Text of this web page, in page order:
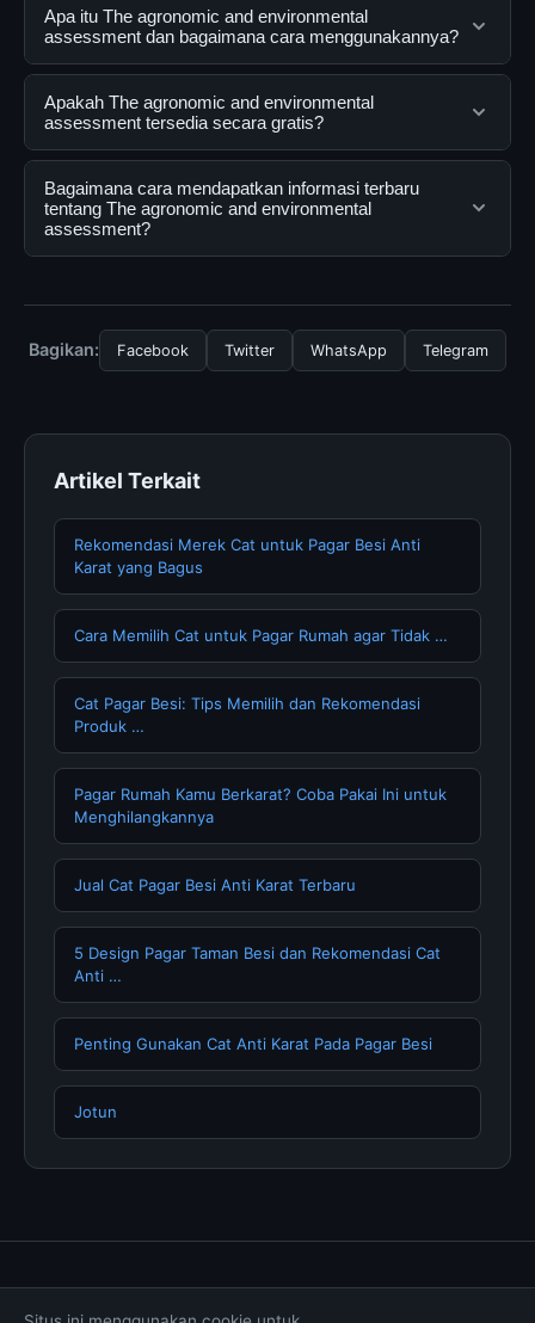
Apa itu The agronomic and environmental
assessment dan bagaimana cara menggunakannya?
The agronomic and environmental assessment adalah
layanan digital yang dirancang untuk membantu
pengguna mendapatkan informasi lengkap dan
terpercaya. Anda dapat menggunakannya dengan
mengunjungi situs resmi dan mengikuti panduan yang
tersedia.
Apakah The agronomic and environmental
assessment tersedia secara gratis?
Ya, The agronomic and environmental assessment
dapat diakses secara gratis oleh semua pengguna.
Tidak ada biaya tersembunyi atau langganan yang
Bagaimana cara mendapatkan informasi terbaru
tentang The agronomic and environmental
assessment?
mengunjungi halaman resmi kami secara berkala. Kami
selalu memperbarui konten dengan informasi terkini dan
Bagikan: Facebook Twitter WhatsApp Telegram
Artikel Terkait
Rekomendasi Merek Cat untuk Pagar Besi Anti
Karat yang Bagus
Cara Memilih Cat untuk Pagar Rumah agar Tidak …
Cat Pagar Besi: Tips Memilih dan Rekomendasi
Produk …
Pagar Rumah Kamu Berkarat? Coba Pakai Ini untuk
Menghilangkannya
Jual Cat Pagar Besi Anti Karat Terbaru
5 Design Pagar Taman Besi dan Rekomendasi Cat
Anti …
Penting Gunakan Cat Anti Karat Pada Pagar Besi
Jotun